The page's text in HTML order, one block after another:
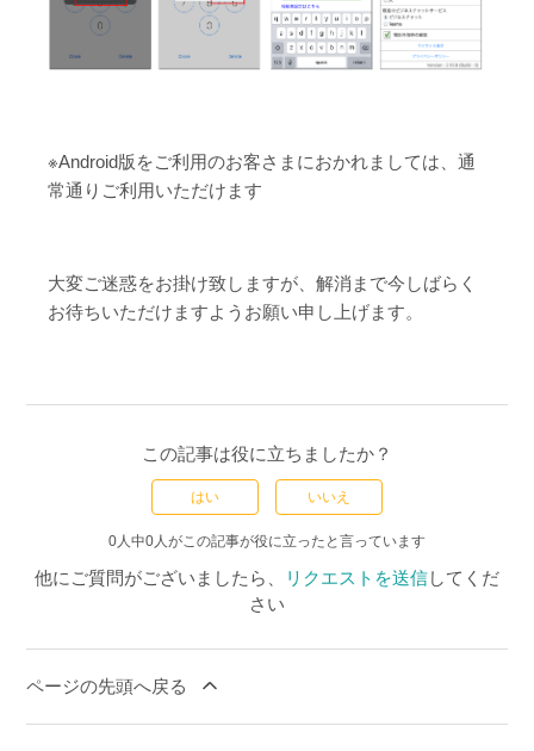
※Android版をご利用のお客さまにおかれましては、通
常通りご利用いただけます
大変ご迷惑をお掛け致しますが、解消まで今しばらく
お待ちいただけますようお願い申し上げます。
この記事は役に立ちましたか？
はい いいえ
0人中0人がこの記事が役に立ったと言っています
他にご質問がございましたら、 リクエストを送信してくだ
さい
ページの先頭へ戻る